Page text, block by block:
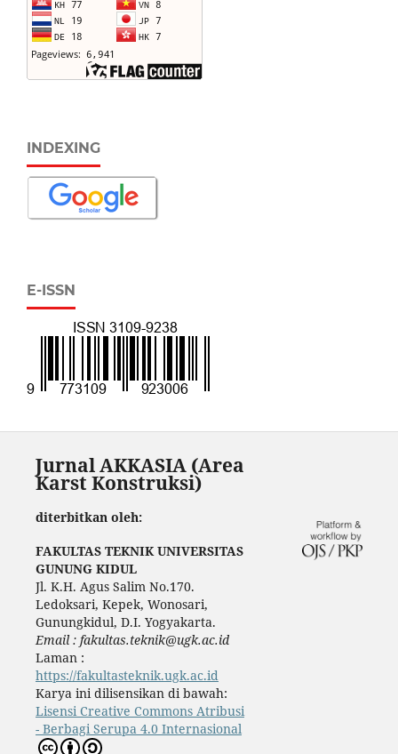
INDEXING
E-ISSN
Jurnal AKKASIA (Area
Karst Konstruksi)
diterbitkan oleh:
FAKULTAS TEKNIK UNIVERSITAS
GUNUNG KIDUL
Jl. K.H. Agus Salim No.170.
Ledoksari, Kepek, Wonosari,
Gunungkidul, D.I. Yogyakarta.
Email : fakultas.teknik@ugk.ac.id
Laman :
https://fakultasteknik.ugk.ac.id
Karya ini dilisensikan di bawah:
Lisensi Creative Commons Atribusi
- Berbagi Serupa 4.0 Internasional